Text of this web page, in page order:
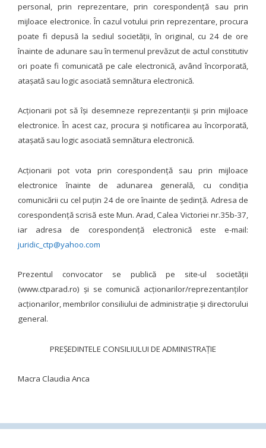
personal, prin reprezentare, prin corespondenţă sau prin
mijloace electronice. În cazul votului prin reprezentare, procura
poate fi depusă la sediul societăţii, în original, cu 24 de ore
înainte de adunare sau în termenul prevăzut de actul constitutiv
ori poate fi comunicată pe cale electronică, având încorporată,
ataşată sau logic asociată semnătura electronică.
Acţionarii pot să îşi desemneze reprezentanţii şi prin mijloace
electronice. În acest caz, procura şi notificarea au încorporată,
ataşată sau logic asociată semnătura electronică.
Acţionarii pot vota prin corespondenţă sau prin mijloace
electronice înainte de adunarea generală, cu condiția
comunicării cu cel puțin 24 de ore înainte de ședință. Adresa de
corespondență scrisă este Mun. Arad, Calea Victoriei nr.35b-37,
iar adresa de corespondență electronică este e-mail:
juridic_ctp@yahoo.com
Prezentul convocator se publică pe site-ul societății
(www.ctparad.ro) și se comunică acţionarilor/reprezentanţilor
acţionarilor, membrilor consiliului de administraţie şi directorului
general.
PREŞEDINTELE CONSILIULUI DE ADMINISTRAŢIE
Macra Claudia Anca